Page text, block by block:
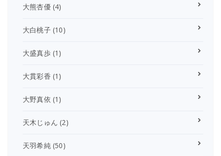
大熊杏優(4)
大白桃子(10)
大盛真歩(1)
大貫彩香 (1)
大野真依 (1)
天木じゅん (2)
天羽希純(50)